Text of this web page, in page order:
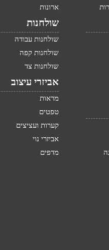
ארונות
שולחנות
שולחנות עבודה
שולחנות קפה
שולחנות צד
אביזרי עיצוב
מראות
טפטים
קערות ועציצים
אביזרי נוי
מדפים